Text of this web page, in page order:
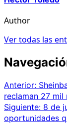
Author
Ver todas las
Anterior:
reclaman 27
Siguiente: 8 de
oportunidades